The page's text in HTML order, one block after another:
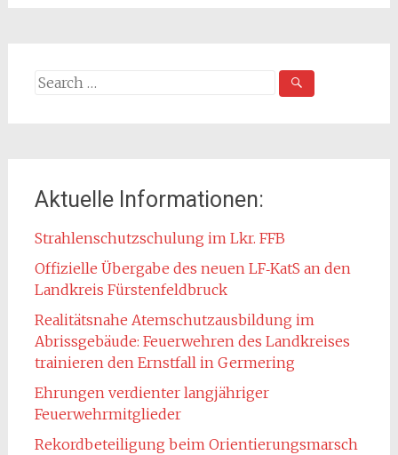
Search
Aktuelle Informationen:
Strahlenschutzschulung im Lkr. FFB
Offizielle Übergabe des neuen LF‑KatS an den
Landkreis Fürstenfeldbruck
Realitätsnahe Atemschutzausbildung im
Abrissgebäude: Feuerwehren des Landkreises
trainieren den Ernstfall in Germering
Ehrungen verdienter langjähriger
Feuerwehrmitglieder
Rekordbeteiligung beim Orientierungsmarsch